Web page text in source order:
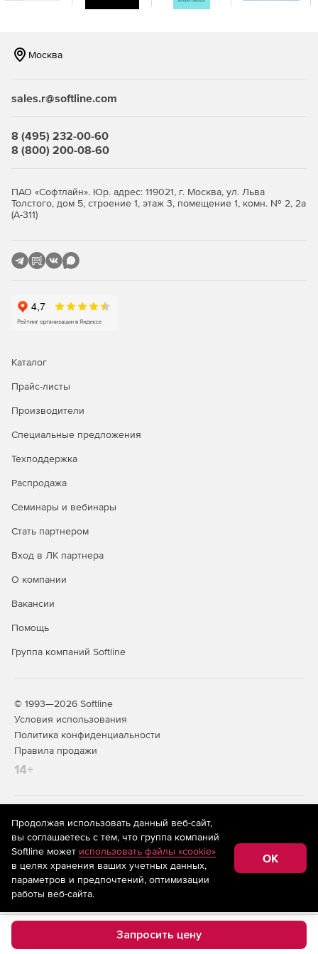
последующая ручная корректировка.
содержащей аппараты с указанием технических
характеристик, списка контактов, монтажного
Архивация принятых проектных решений.
формате DXF, что позволяет производить обмен с
AutoCAD, Caddy, MicroStation, «КОМПАС» и др.
Компоненты «АЛЬФА НКУ»:
чертежи схем, перечень элементов)».
«Альфа20. Компоновка щитов НКУ».
«Альфа22. Общие виды щитов, формирование
клеммников, схемы соединений».
«Альфа23. Монтажные схемы щитов НКУ адресным
«Альфа24. Выпуск конструкторской документации для
материалов».
Запросить цену
Москва
sales.r@softline.com
8 (495) 232-00-60
8 (800) 200-08-60
ПАО «Софтлайн». Юр. адрес: 119021, г. Москва, ул. Льва
Толстого, дом 5, строение 1, этаж 3, помещение 1, комн. № 2, 2а
(А-311)
Каталог
Прайс-листы
Производители
Специальные предложения
Техподдержка
Распродажа
Семинары и вебинары
Стать партнером
Вход в ЛК партнера
О компании
Вакансии
Помощь
Группа компаний Softline
© 1993—2026 Softline
Условия использования
Политика конфиденциальности
Правила продажи
14+
На информационном ресурсе store.softline.ru применяются
рекомендательные технологии
(информационные технологии
предоставления информации на основе сбора,
систематизации и анализа сведений, относящихся к
предпочтениям пользователей сети «Интернет»,
находящихся на территории Российской Федерации)
Продолжая использовать данный веб-сайт,
вы соглашаетесь с тем, что группа компаний
Softline может использовать файлы «cookie»
в целях хранения ваших учетных данных,
параметров и предпочтений, оптимизации
работы веб-сайта.
OK